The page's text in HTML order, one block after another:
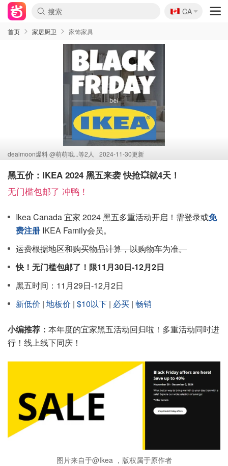
🇨🇦
CA
首页 家居厨卫 家饰家具
dealmoon爆料 @萌萌哦...等2人 2024-11-30更新
黑五价：IKEA 2024 黑五来袭 快抢💥就4天！
无门槛包邮了 冲鸭！
Ikea Canada 宜家 2024 黑五多重活动开启！需登录或免
费注册 IKEA Family会员。
运费根据地区和购买物品计算，以购物车为准。
快！无门槛包邮了！限11月30日-12月2日
黑五时间：11月29日-12月2日
新低价 | 地板价 | $10以下 | 必买 | 畅销
小编推荐： 本年度的宜家黑五活动回归啦！多重活动同时进
行！线上线下同庆！
图片来自于@Ikea ，版权属于原作者